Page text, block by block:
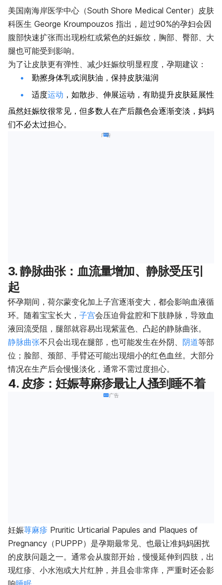
美国南海岸医学中心（South Shore Medical Center）皮肤
科医生 George Kroumpouzos 指出，超过90%的孕妇会因
腹部快速扩张而出现粉红或紫色的妊娠纹，胸部、臀部、大
腿也可能受到影响。
为了让皮肤更有弹性、减少妊娠纹明显程度，孕期建议：
勤擦身体乳或润肤油，保持皮肤滋润
适度运动 ，如散步、伸展运动，有助提升皮肤延展性
虽然妊娠纹很常见，但多数人在产后颜色会逐渐变淡，妈妈
们不必太过担心。
广告
3. 静脉曲张：血流量增加、静脉受压引
起
怀孕期间，荷尔蒙变化加上子宫逐渐变大，都会影响血液循
环。随着宝宝长大， 子宫会压迫骨盆腔和下肢静脉，导致血
液回流受阻，腿部就容易出现紫蓝色、凸起的静脉曲张。
静脉曲张不只会出现在腿部，也可能发生在外阴、 阴道等部
位；脸部、颈部、手臂还可能出现细小的红色血丝。大部分
情况在生产后会慢慢淡化，通常不需过度担心。
4. 皮疹：妊娠荨麻疹最让人搔到睡不着
广告
妊娠荨麻疹 Pruritic Urticarial Papules and Plaques of
Pregnancy（PUPPP）是孕期最常见、也最让准妈妈困扰
的皮肤问题之一。通常会从腹部开始，慢慢延伸到四肢，出
现红疹、小水泡或大片红肿，并且会非常痒，严重时还会影